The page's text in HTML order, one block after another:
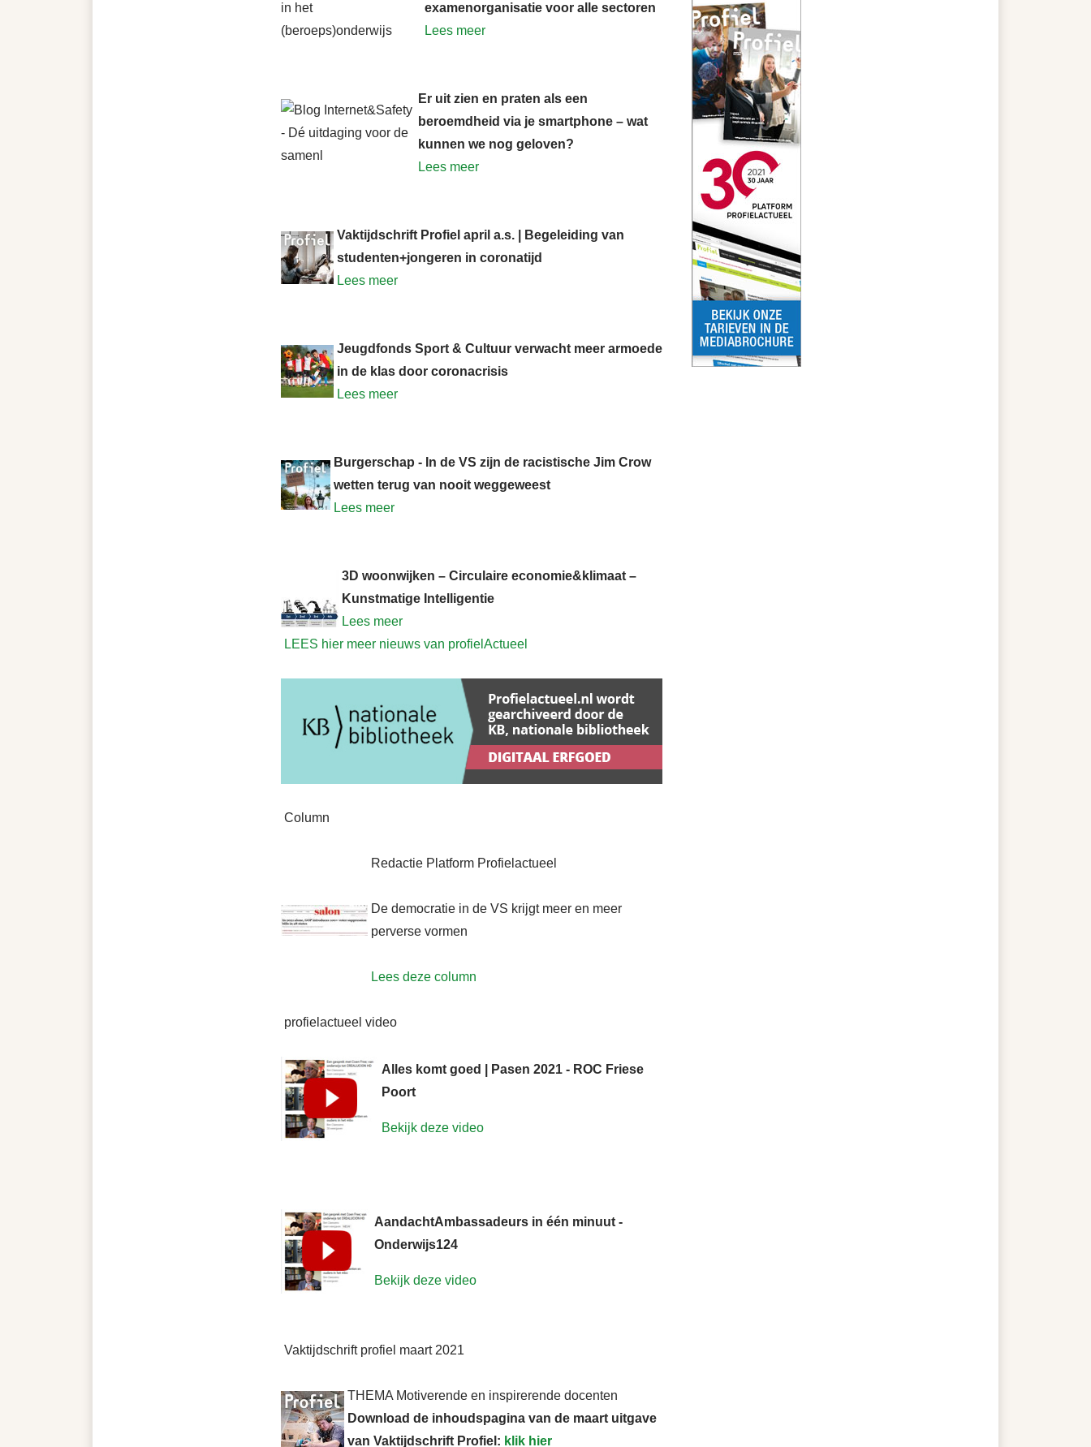
examenorganisatie voor alle sectoren
Lees meer
Er uit zien en praten als een
beroemdheid via je smartphone – wat
kunnen we nog geloven?
Lees meer
Vaktijdschrift Profiel april a.s. | Begeleiding van
studenten+jongeren in coronatijd
Lees meer
Jeugdfonds Sport & Cultuur verwacht meer armoede
in de klas door coronacrisis
Lees meer
Burgerschap - In de VS zijn de racistische Jim Crow
wetten terug van nooit weggeweest
Lees meer
3D woonwijken – Circulaire economie&klimaat –
Kunstmatige Intelligentie
Lees meer
LEES hier meer nieuws van profielActueel
Column
Redactie Platform Profielactueel
De democratie in de VS krijgt meer en meer
perverse vormen
Lees deze column
profielactueel video
Alles komt goed | Pasen 2021 - ROC Friese
Poort
Bekijk deze video
AandachtAmbassadeurs in één minuut -
Onderwijs124
Bekijk deze video
Vaktijdschrift profiel maart 2021
THEMA Motiverende en inspirerende docenten
Download de inhoudspagina van de maart uitgave
van Vaktijdschrift Profiel: klik hier